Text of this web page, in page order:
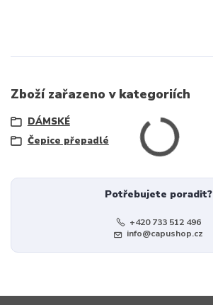
Zboží zařazeno v kategoriích
DÁMSKÉ
Čepice přepadlé
Potřebujete poradit?
+420 733 512 496
info@capushop.cz